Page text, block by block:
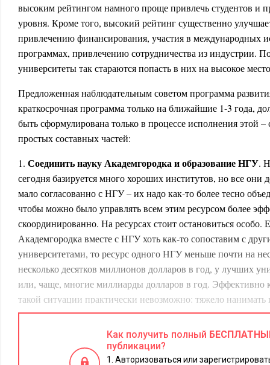
высоким рейтингом намного проще привлечь студентов и
уровня. Кроме того, высокий рейтинг существенно
привлечению финансирования, участия в международных
программах, привлечению сотрудничества из индустрии.
университеты так стараются попасть в них на высокое
Предложенная наблюдательным советом программа
краткосрочная программа только на ближайшие 1-3 года,
быть сформулирована только в процессе исполнения этой –
простых составных частей:
1. Соединить науку Академгородка и образование НГУ.
сегодня базируется много хороших институтов, но все они
мало согласованно с НГУ – их надо как-то более тесно
чтобы можно было управлять всем этим ресурсом более
скоординированно. На ресурсах стоит остановиться особо.
Академгородка вместе с НГУ хоть как-то сопоставим с
университетами, то ресурс одного НГУ меньше почти на
несколько десятков миллионов долларов в год, у лучших
или, чаще, многие миллиарды долларов в год. Эффективно
такой ситуации практически невозможно: тяжело
профессоров, покупать оборудование для высококлассных
Необходимо куда большее финансирование – передовая
конкурировать приходится на мировом уровне. И
более централизованно – в интересах общей цели и в
Как получить полный
публикации?
Авторизоваться или